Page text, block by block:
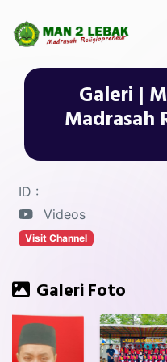
Galeri |
Madrasah
ID :
Videos
Visit Channel
Galeri Foto